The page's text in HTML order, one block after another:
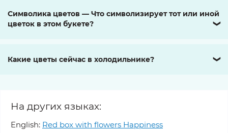
Символика цветов — Что символизирует тот или иной
цветок в этом букете?
❯
Какие цветы сейчас в холодильнике? ❯
На других языках:
English: Red box with flowers Happiness